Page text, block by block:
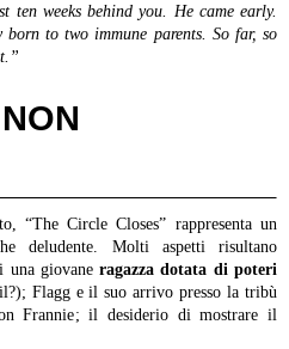
ten weeks behind you. He came early.
to two immune parents. So far, so
“The Circle Closes” rappresenta un
deludente. Molti aspetti risultano
una giovaneragazza dotata di poteri
Flagg e il suo arrivo presso la tribù
Frannie; il desiderio di mostrare il